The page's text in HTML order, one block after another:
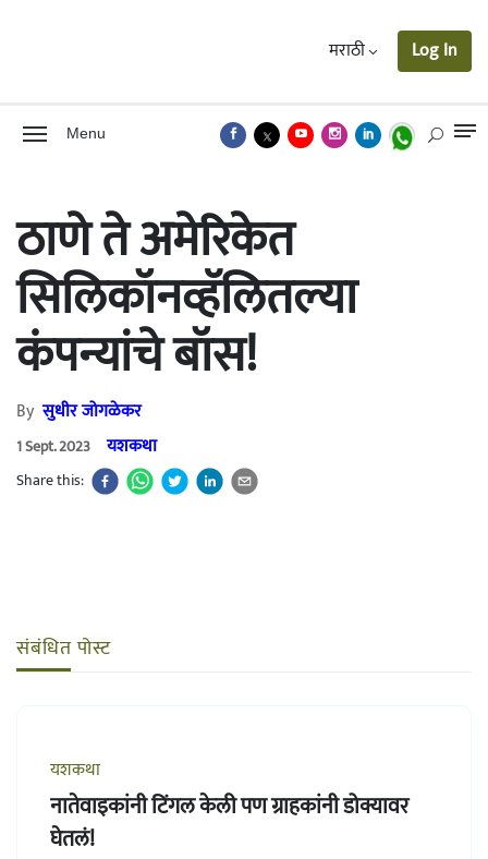
मराठी Log In
Menu
ठाणे ते अमेरिकेत
सिलिकॉनव्हॅलितल्या
कंपन्यांचे बॉस!
Byसुधीर जोगळेकर
1 Sept. 2023 यशकथा
Share this:
संबंधित पोस्ट
यशकथा
नातेवाइकांनी टिंगल केली पण ग्राहकांनी डोक्यावर
घेतलं!